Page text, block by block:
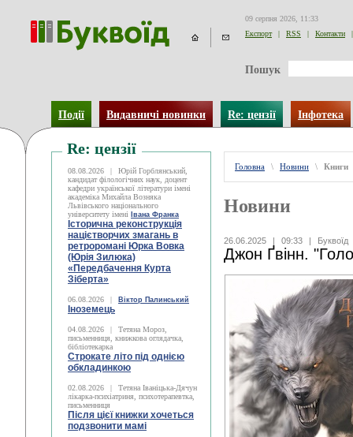
09 серпня 2026, 11:33
Експорт
| RSS | Контакти |
Пошук
Події Видавничі новинки Re: цензії Інфотека
Re: цензії
08.08.2026 |
Юрій Горблянський,
кандидат філологічних наук, доцент
кафедри української літератури імені
академіка Михайла Возняка
Львівського національного
університету імені
Івана Франка
Історична реконструкція
націєтворчих змагань в
ретроромані Юрка Вовка
(Юрія Зилюка)
«Передбачення Курта
Зіберта»
06.08.2026 | Віктор Палинський
Іноземець
04.08.2026 |
Тетяна Мороз,
письменниця, книжкова оглядачка,
бібліотекарка
Строкате літо під однією
обкладинкою
02.08.2026 |
Тетяна Іваніцька-Дячун
лікарка-психіатриня, психотерапевтка,
письменниця
Після цієї книжки хочеться
подзвонити мамі
Головна \ Новини \ Книги
Новини
26.06.2025 | 09:33 | Буквоїд
Джон Ґвінн.